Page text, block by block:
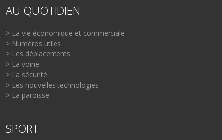
AU QUOTIDIEN
> La vie économique et commerciale
> Numéros utiles
> Les déplacements
> La voirie
> La sécurité
> Les nouvelles technologies
> La paroisse
SPORT